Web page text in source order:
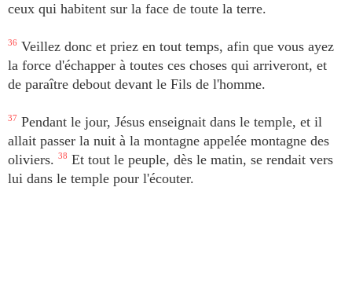
ceux qui habitent sur la face de toute la terre.
36 Veillez donc et priez en tout temps, afin que vous ayez
la force d'échapper à toutes ces choses qui arriveront, et
de paraître debout devant le Fils de l'homme.
37 Pendant le jour, Jésus enseignait dans le temple, et il
allait passer la nuit à la montagne appelée montagne des
oliviers. 38 Et tout le peuple, dès le matin, se rendait vers
lui dans le temple pour l'écouter.